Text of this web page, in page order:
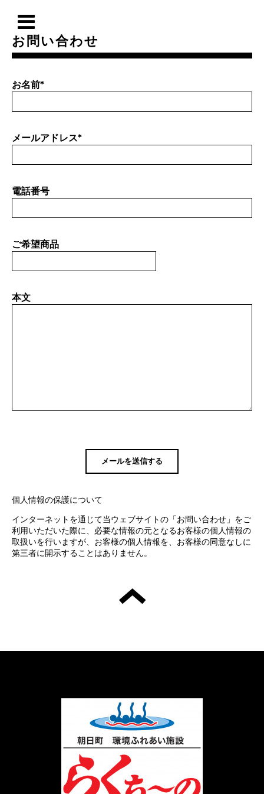
お問い合わせ
お名前*
メールアドレス*
電話番号
ご希望商品
本文
個人情報の保護について
インターネットを通じて当ウェブサイトの「お問い合わせ」をご
利用いただいた際に、必要な情報の元となるお客様の個人情報の
取扱いを行いますが、お客様の個人情報を、お客様の同意なしに
第三者に開示することはありません。